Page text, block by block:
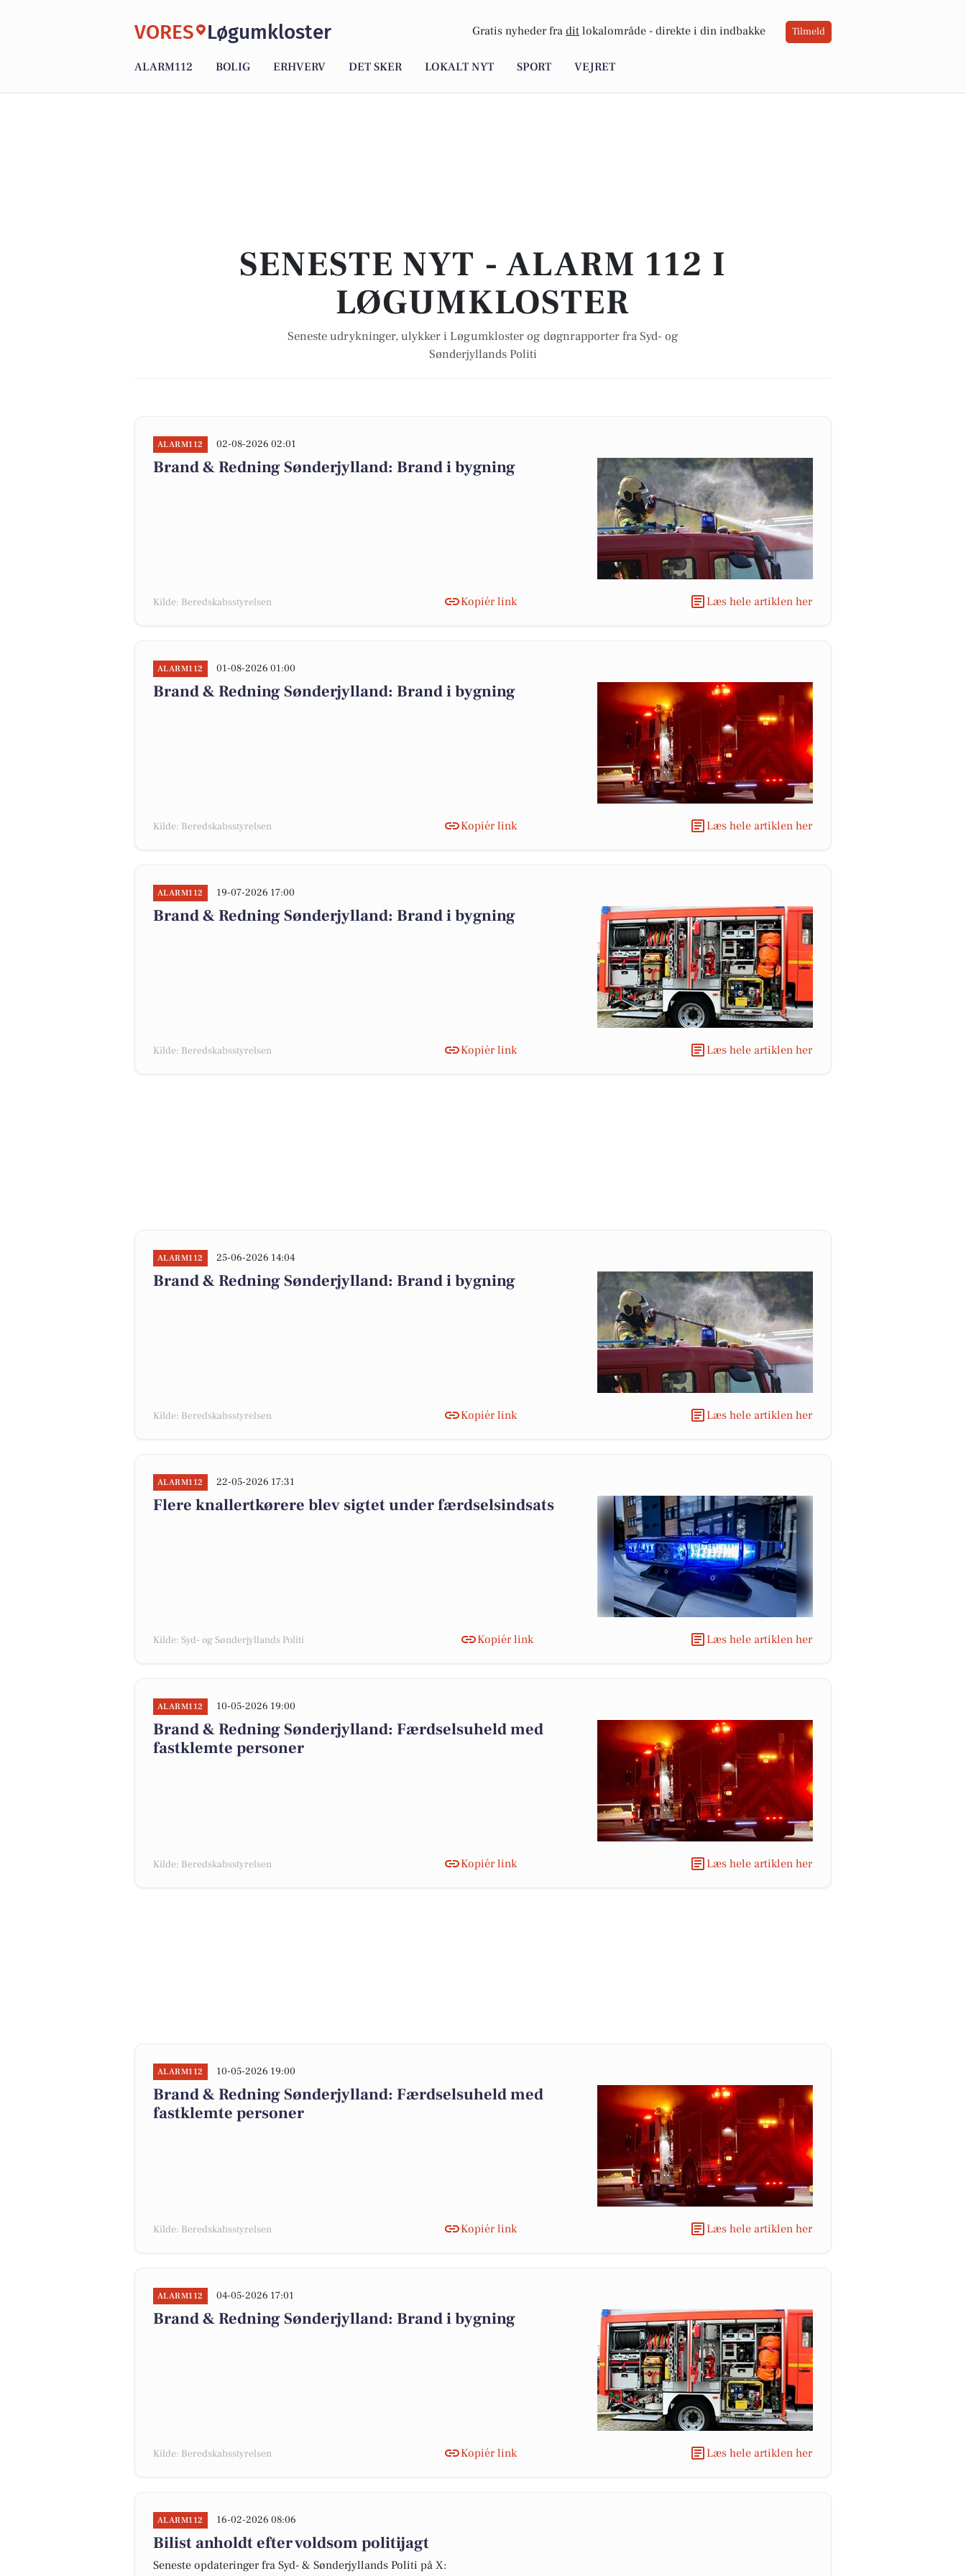
VORES Løgumkloster Gratis nyheder fra dit lokalområde - direkte i din indbakke Tilmeld
ALARM112 BOLIG ERHVERV DET SKER LOKALT NYT SPORT VEJRET
SENESTE NYT - ALARM 112 I
LØGUMKLOSTER
Seneste udrykninger, ulykker i Løgumkloster og døgnrapporter fra Syd- og
Sønderjyllands Politi
ALARM112 02-08-2026 02:01
Brand & Redning Sønderjylland: Brand i bygning
Kilde: Beredskabsstyrelsen Kopiér link Læs hele artiklen her
ALARM112 01-08-2026 01:00
Brand & Redning Sønderjylland: Brand i bygning
Kilde: Beredskabsstyrelsen Kopiér link Læs hele artiklen her
ALARM112 19-07-2026 17:00
Brand & Redning Sønderjylland: Brand i bygning
Kilde: Beredskabsstyrelsen Kopiér link Læs hele artiklen her
ALARM112 25-06-2026 14:04
Brand & Redning Sønderjylland: Brand i bygning
Kilde: Beredskabsstyrelsen Kopiér link Læs hele artiklen her
ALARM112 22-05-2026 17:31
Flere knallertkørere blev sigtet under færdselsindsats
Kilde: Syd- og Sønderjyllands Politi Kopiér link Læs hele artiklen her
ALARM112 10-05-2026 19:00
Brand & Redning Sønderjylland: Færdselsuheld med
fastklemte personer
Kilde: Beredskabsstyrelsen Kopiér link Læs hele artiklen her
ALARM112 10-05-2026 19:00
Brand & Redning Sønderjylland: Færdselsuheld med
fastklemte personer
Kilde: Beredskabsstyrelsen Kopiér link Læs hele artiklen her
ALARM112 04-05-2026 17:01
Brand & Redning Sønderjylland: Brand i bygning
Kilde: Beredskabsstyrelsen Kopiér link Læs hele artiklen her
ALARM112 16-02-2026 08:06
Bilist anholdt efter voldsom politijagt
Seneste opdateringer fra Syd- & Sønderjyllands Politi på X: